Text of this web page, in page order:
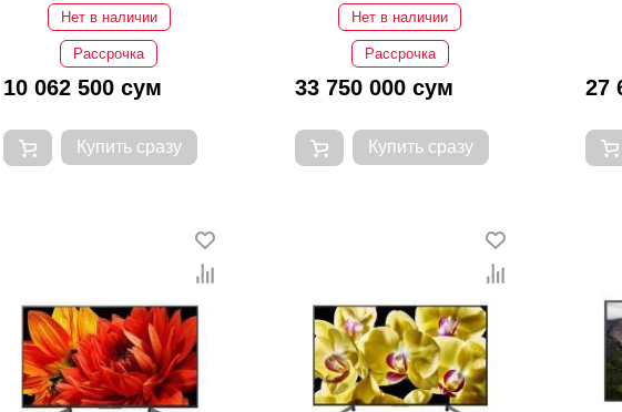
Нет в наличии
Рассрочка
10 062 500 сум
Купить сразу
Нет в наличии
Рассрочка
33 750 000 сум
Купить сразу
27